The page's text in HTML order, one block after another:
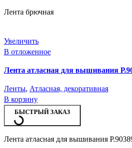
Лента брючная
Увеличить
В отложенное
Лента атласная для вышивания
Ленты, Атласная, декоративная
В корзину
БЫСТРЫЙ ЗАКАЗ
Лента атласная для вышивания